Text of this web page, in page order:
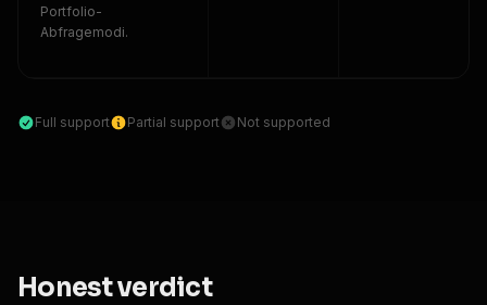
Portfolio-
Abfragemodi.
Full support Partial support Not supported
Honest verdict